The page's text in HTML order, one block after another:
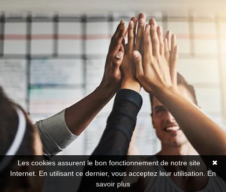
✖
Les cookies assurent le bon fonctionnement de notre site
Internet. En utilisant ce dernier, vous acceptez leur utilisation. En
savoir plus